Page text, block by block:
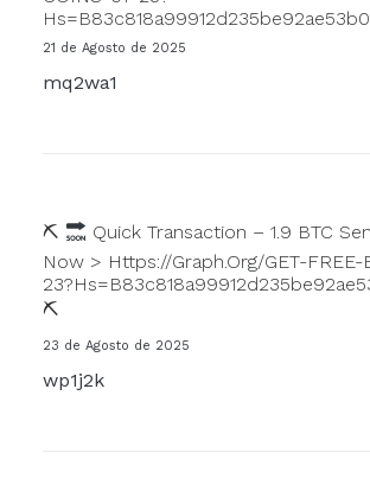
21 de Agosto de 2025
mq2wa1
⛏
Quick Transaction – 1.9 BTC
Now > Https://graph.org/GET-FREE-
⛏
23 de Agosto de 2025
wp1j2k